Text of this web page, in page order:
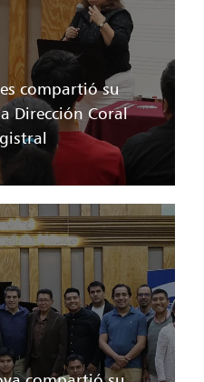
compartió su
Dirección Coral